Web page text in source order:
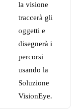
la visione
traccerà gli
oggetti e
disegnerà i
percorsi
usando la
Soluzione
VisionEye.